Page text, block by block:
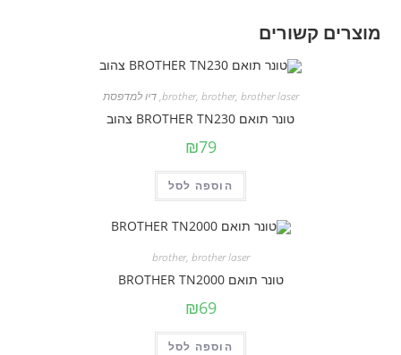
מוצרים קשורים
brother, brother, brother laser
,דיו למדפסת
טונר תואם BROTHER TN230 צהוב
₪79
הוספה לסל
brother, brother laser
טונר תואם BROTHER TN2000
₪69
הוספה לסל